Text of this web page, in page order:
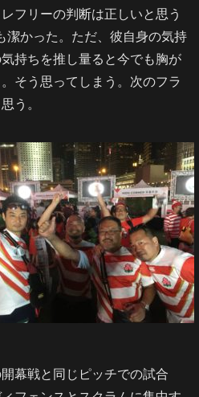
フリーの判断は正しいと思う
潔かった。ただ、彼自身の気持
持ちを推し量ると今でも胸が
そう思ってしまう。次のフラ
う。
幕戦と同じピッチでの試合